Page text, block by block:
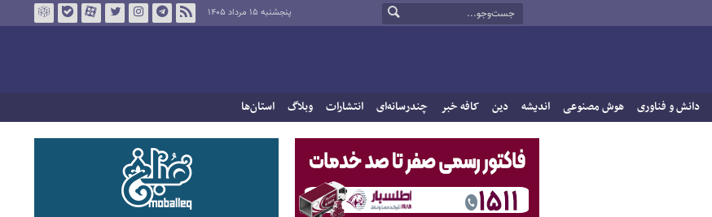
پنجشنبه ۱۵ مرداد ۱۴۰۵
دانش و فناوری هوش مصنوعی اندیشه دین کافه خبر چندرسانه‌ای انتشارات وبلاگ استان‌ها